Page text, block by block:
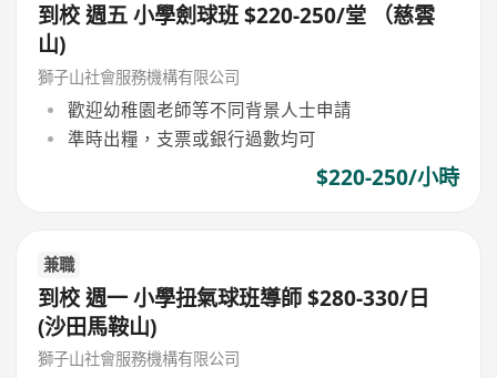
到校 週五 小學劍球班 $220-250/堂 （慈雲
山)
獅子山社會服務機構有限公司
歡迎幼稚園老師等不同背景人士申請
準時出糧，支票或銀行過數均可
$220-250/小時
兼職
到校 週一 小學扭氣球班導師 $280-330/日
(沙田馬鞍山)
獅子山社會服務機構有限公司